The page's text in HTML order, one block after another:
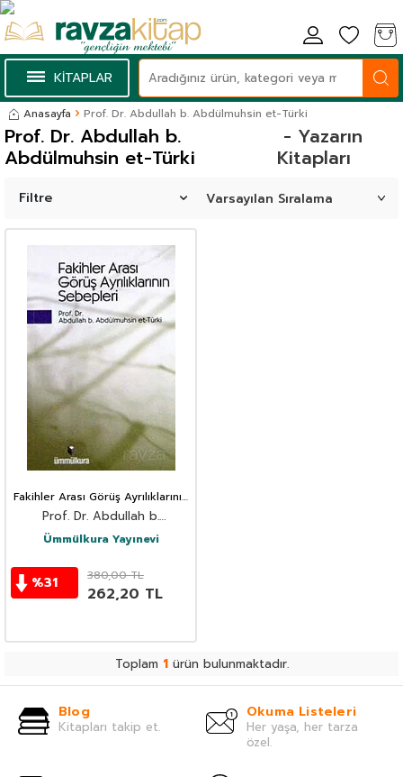
KİTAPLAR
Anasayfa Prof. Dr. Abdullah b. Abdülmuhsin et-Türki
- Yazarın
Kitapları
Prof. Dr. Abdullah b.
Abdülmuhsin et-Türki
Filtre
Fakihler Arası Görüş Ayrılıklarının
Sebepleri
Prof. Dr. Abdullah b.
Abdülmuhsin et-Türki
Ümmülkura Yayınevi
%31 380,00TL
262,20 TL
Toplam 1ürün bulunmaktadır.
Blog
Kitapları takip et.
Okuma Listeleri
Her yaşa, her tarza
özel.